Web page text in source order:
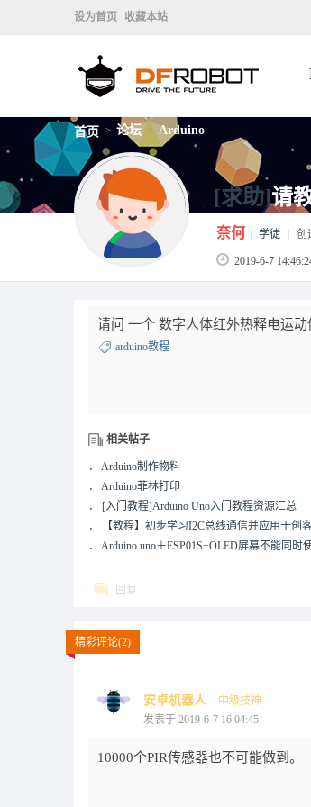
设为首页 收藏本站
首页 > 论坛 > Arduino
[求助]请
奈何 学徒 创
2019-6-7
请问 一个 数字人体红外热释电运
arduino教程
相关帖子
． Arduino制作物料
． Arduino菲林打印
． [入门教程]Arduino Uno入门教程资源汇总
．
【教程】初步学习I2C总线通信并应用于创
． Arduino uno＋ESP01S+OLED屏幕不能同时
回复
精彩评论(2)
安卓机器人
中级技神
发表于 2019-6-7 16:04:45
10000个PIR传感器也不可能做到。